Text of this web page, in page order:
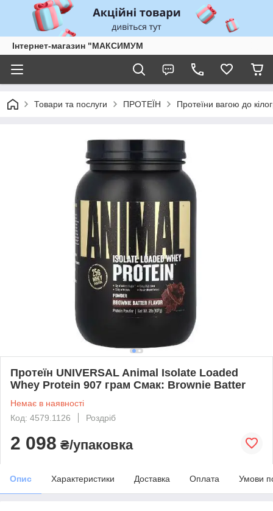
Інтернет-магазин "МАКСИМУМ
Товари та послуги ПРОТЕЇН Протеїни вагою до
Протеїн UNIVERSAL Animal Isolate Loaded
Whey Protein 907 грам Смак: Brownie Batter
Немає в наявності
Код: 4579.1126
Роздріб
2 098 ₴/упаковка
Опис Характеристики Доставка Оплата Умови